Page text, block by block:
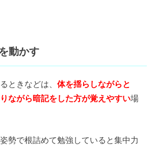
動かす
ときなどは、体を揺らしながらと
ながら暗記をした方が覚えやすい場
勢で根詰めて勉強していると集中力